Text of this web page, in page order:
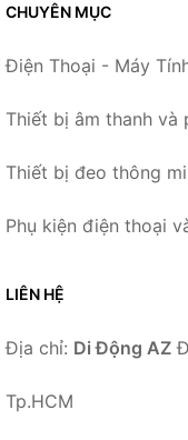
CHUYÊN MỤC
Điện Thoại - Máy
Thiết bị âm thanh và
Thiết bị đeo thông
Phụ kiện điện thoại
LIÊN HỆ
Địa chỉ: Di Động AZ
Tp.HCM